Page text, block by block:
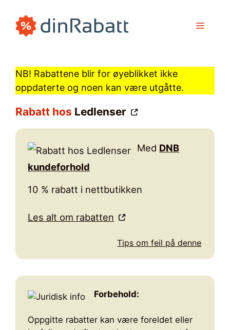
innhold
MENY
NB! Rabattene blir for øyeblikket ikke
oppdaterte og noen kan være utgåtte.
Rabatt hos Ledlenser
Med DNB
kundeforhold
10 % rabatt i nettbutikken
Les alt om rabatten
Tips om feil på denne
Forbehold:
Oppgitte rabatter kan være foreldet eller